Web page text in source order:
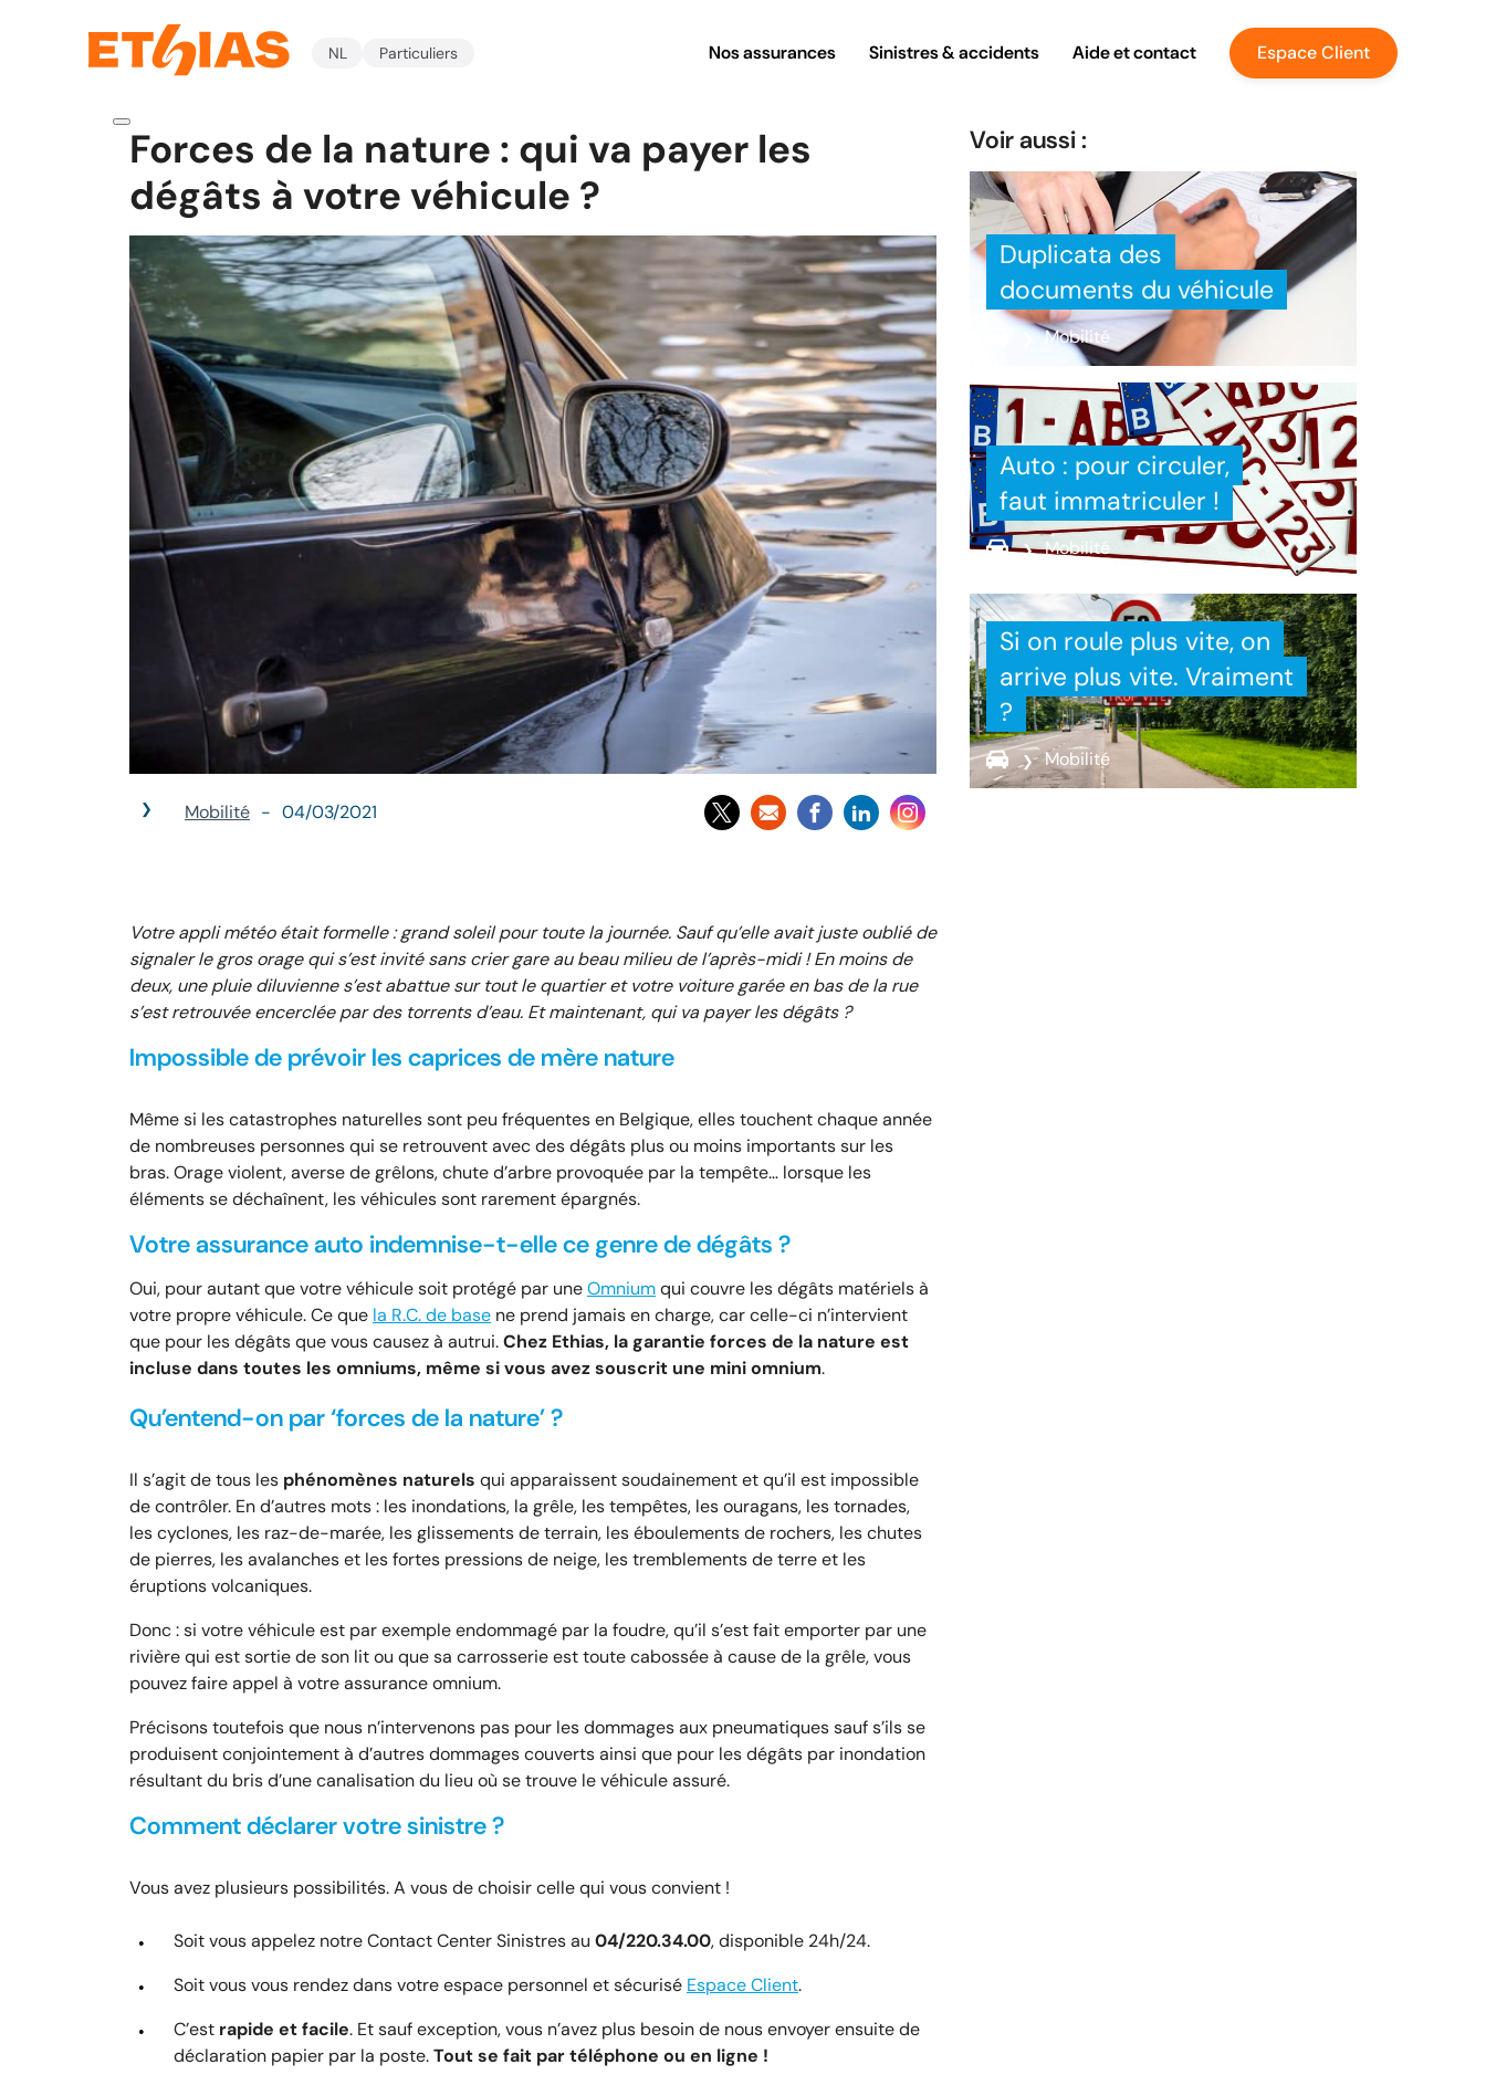
NL Particuliers Nos assurances Sinistres & accidents Aide et contact Espace Client
Forces de la nature : qui va payer les
dégâts à votre véhicule ?
Mobilité 04/03/2021
Votre appli météo était formelle : grand soleil pour toute la journée. Sauf qu’elle avait juste oublié de
signaler le gros orage qui s’est invité sans crier gare au beau milieu de l’après-midi ! En moins de
deux, une pluie diluvienne s’est abattue sur tout le quartier et votre voiture garée en bas de la rue
s’est retrouvée encerclée par des torrents d’eau. Et maintenant, qui va payer les dégâts ?
Impossible de prévoir les caprices de mère nature
Même si les catastrophes naturelles sont peu fréquentes en Belgique, elles touchent chaque année
de nombreuses personnes qui se retrouvent avec des dégâts plus ou moins importants sur les
bras. Orage violent, averse de grêlons, chute d’arbre provoquée par la tempête… lorsque les
éléments se déchaînent, les véhicules sont rarement épargnés.
Votre assurance auto indemnise-t-elle ce genre de dégâts ?
Oui, pour autant que votre véhicule soit protégé par uneOmniumqui couvre les dégâts matériels à
votre propre véhicule. Ce que la R.C. de base ne prend jamais en charge, car celle-ci n’intervient
que pour les dégâts que vous causez à autrui.Chez Ethias, la garantie forces de la nature est
incluse dans toutes les omniums, même si vous avez souscrit une mini omnium.
Qu’entend-on par ‘forces de la nature’ ?
Il s’agit de tous les phénomènes naturels qui apparaissent soudainement et qu’il est impossible
de contrôler. En d’autres mots : les inondations, la grêle, les tempêtes, les ouragans, les tornades,
les cyclones, les raz-de-marée, les glissements de terrain, les éboulements de rochers, les chutes
de pierres, les avalanches et les fortes pressions de neige, les tremblements de terre et les
éruptions volcaniques.
Donc : si votre véhicule est par exemple endommagé par la foudre, qu’il s’est fait emporter par une
rivière qui est sortie de son lit ou que sa carrosserie est toute cabossée à cause de la grêle, vous
pouvez faire appel à votre assurance omnium.
Précisons toutefois que nous n’intervenons pas pour les dommages aux pneumatiques sauf s’ils se
produisent conjointement à d’autres dommages couverts ainsi que pour les dégâts par inondation
résultant du bris d’une canalisation du lieu où se trouve le véhicule assuré.
Comment déclarer votre sinistre ?
Vous avez plusieurs possibilités. A vous de choisir celle qui vous convient !
Soit vous appelez notre Contact Center Sinistres au 04/220.34.00, disponible 24h/24.
Soit vous vous rendez dans votre espace personnel et sécurisé Espace Client.
C’est rapide et facile. Et sauf exception, vous n’avez plus besoin de nous envoyer ensuite de
déclaration papier par la poste.Tout se fait par téléphone ou en ligne !
Voir aussi :
Duplicata des
documents du véhicule
Mobilité
Auto : pour circuler,
faut immatriculer !
Mobilité
Si on roule plus vite, on
arrive plus vite. Vraiment
?
Mobilité